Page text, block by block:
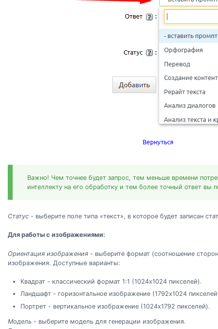
Важно! Чем точнее будет запрос, тем меньше времени
интеллекту на его обработку и тем более точный ответ вы
Статус - выберите поле типа «текст», в которое будет записан
Для работы с изображениями:
Ориентация изображения - выберите формат (соотношение
изображения. Доступные варианты:
Квадрат - классический формат 1:1 (1024x1024 пикселей).
Ландшафт - горизонтальное изображение (1792x1024
Портрет - вертикальное изображение (1024x1792 пикселей).
Модель - выберите модель для генерации изображения.